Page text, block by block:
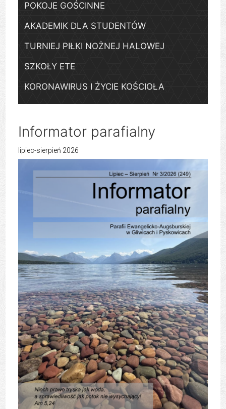
POKOJE GOŚCINNE
AKADEMIK DLA STUDENTÓW
TURNIEJ PIŁKI NOŻNEJ HALOWEJ
SZKOŁY ETE
KORONAWIRUS I ŻYCIE KOŚCIOŁA
Informator parafialny
lipiec-sierpień 2026